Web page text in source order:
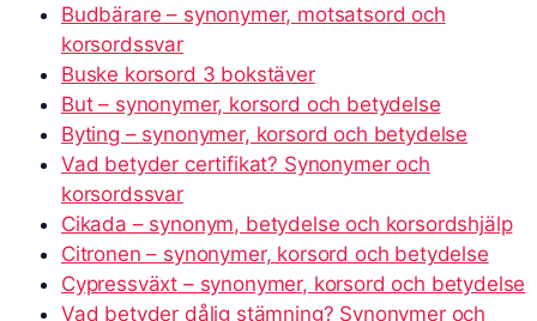
Budbärare – synonymer, motsatsord och
korsordssvar
Buske korsord 3 bokstäver
But – synonymer, korsord och betydelse
Byting – synonymer, korsord och betydelse
Vad betyder certifikat? Synonymer och
korsordssvar
Cikada – synonym, betydelse och korsordshjälp
Citronen – synonymer, korsord och betydelse
Cypressväxt – synonymer, korsord och betydelse
Vad betyder dålig stämning? Synonymer och